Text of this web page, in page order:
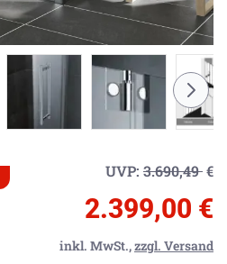
UVP: 3.690,49€
2.399,00 €
inkl. MwSt.,zzgl. Versand